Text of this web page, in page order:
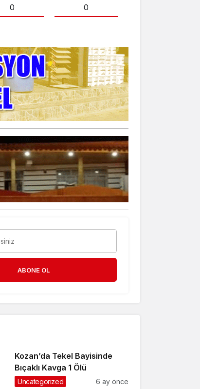
0 0
ABONE OL
Kozan’da Tekel Bayisinde
Bıçaklı Kavga 1 Ölü
Uncategorized 6 ay önce